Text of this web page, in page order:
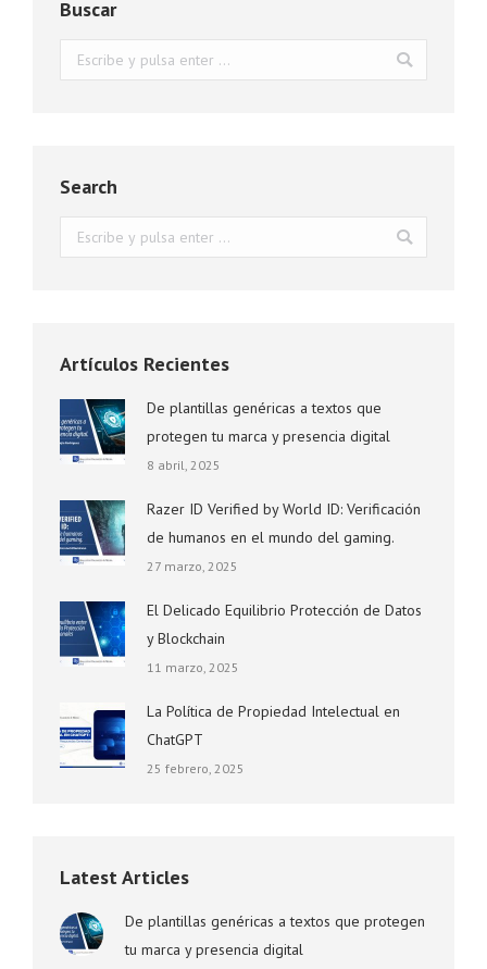
Buscar
Buscar:
Search
Buscar:
Artículos Recientes
De plantillas genéricas a textos que
protegen tu marca y presencia digital
8 abril, 2025
Razer ID Verified by World ID: Verificación
de humanos en el mundo del gaming.
27 marzo, 2025
El Delicado Equilibrio Protección de Datos
y Blockchain
11 marzo, 2025
La Política de Propiedad Intelectual en
ChatGPT
25 febrero, 2025
Latest Articles
De plantillas genéricas a textos que protegen
tu marca y presencia digital